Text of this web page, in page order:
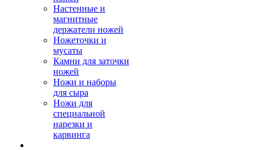
Настенные и
магнитные
держатели ножей
Ножеточки и
мусаты
Камни для заточки
ножей
Ножи и наборы
для сыра
Ножи для
специальной
нарезки и
карвинга